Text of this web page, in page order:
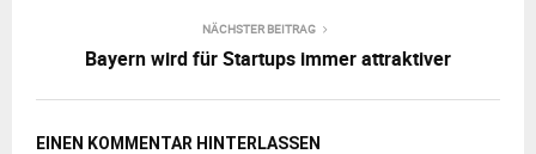
NÄCHSTER BEITRAG
Bayern wird für Startups immer attraktiver
EINEN KOMMENTAR HINTERLASSEN